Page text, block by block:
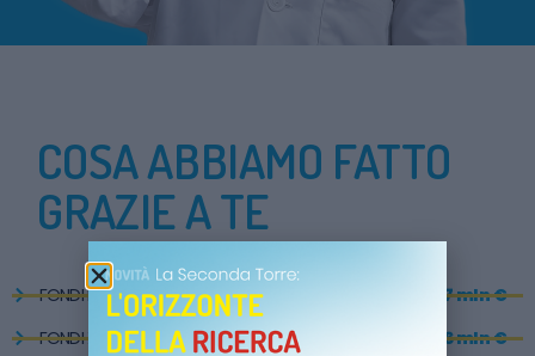
COSA ABBIAMO FATTO
GRAZIE A TE
FONDI RACCOLTI DAL 1994
FONDI X RICERCA SCIENTIFICA
oltre 57 mln €
oltre 26 mln €